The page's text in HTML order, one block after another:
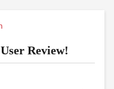
Review!